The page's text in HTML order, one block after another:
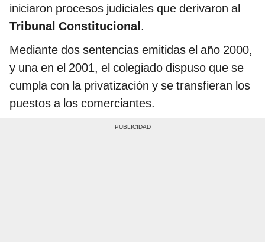
iniciaron procesos judiciales que derivaron al
Tribunal Constitucional.
Mediante dos sentencias emitidas el año 2000,
y una en el 2001, el colegiado dispuso que se
cumpla con la privatización y se transfieran los
puestos a los comerciantes.